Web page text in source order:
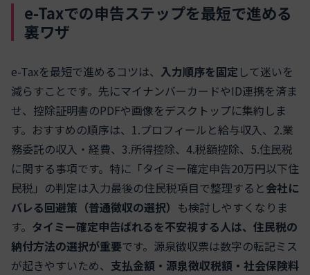
e-Taxでの申告ステップを最短で進める
裏ワザ
e-Taxを最短で進めるコツは、 入力順序を固定 して迷いを
減らすことです。先にマイナンバーカードやID連携を済ま
せ、控除証明書のPDFや画像をデスクトップに集約しま
す。おすすめの順序は、1.プロフィールと給与収入、2.業
務委託の収入・経費、3.所得控除、4.税額控除、5.住民税
に関する事項です。特に「タイミー確定申告20万円以下住
民税」の判定は入力最後の住民税項目で整理すると会社に
バレる回避策（普通徴収の選択） も検討しやすくなりま
す。 タイミー確定申告ばれるを不安視する人は、住民税の
納付方法の選択が重要です。源泉徴収票は数字の転記ミス
が起きやすいため、 支払金額・源泉徴収税額・社会保険料